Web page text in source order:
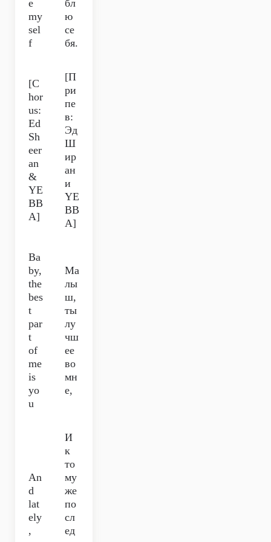
e
my
sel
f
бл
ю
се
бя.
[C
hor
us:
Ed
Sh
eer
an
&
YE
BB
A]
[П
ри
пе
в:
Эд
Ш
ир
ан
и
YE
BB
A]
Ba
by,
the
bes
t
par
t
of
me
is
yo
u
Ма
лы
ш,
ты
лу
чш
ее
во
мн
е,
An
d
lat
ely
,
И
к
то
му
же
по
сл
ед